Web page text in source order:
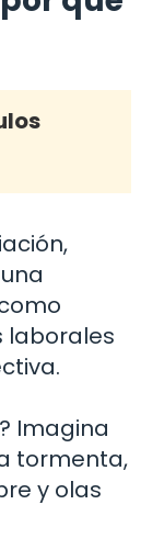
laborales
Imagina
tormenta,
y olas